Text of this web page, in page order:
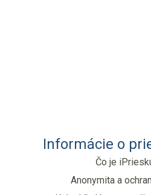
Informácie o
Čo je
Anonymita a